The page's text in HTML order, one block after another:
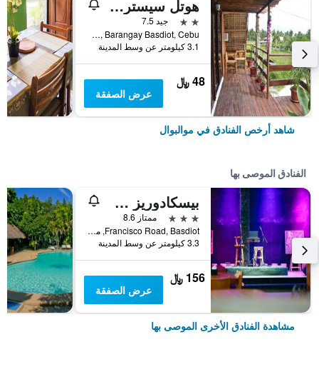
هوتل سيسترز إن موالبوال
2 نجمتين
جيد 7.5
Private Road 12, Barangay Basdiot, Cebu, موالبوال, الفلبين
3.1 كيلومتر عن وسط المدينة
48 ﷼
عرض الصفقة
شاهد أرخص الفنادق في موالبوال
الفنادق الموصى بها
بيسكادوريز سويتس موالبوال
3 نجوم
ممتاز 8.6
Francisco Road, Basdiot, موالبوال, الفلبين
3.3 كيلومتر عن وسط المدينة
156 ﷼
عرض الصفقة
مشاهدة الفنادق الأخرى الموصى بها